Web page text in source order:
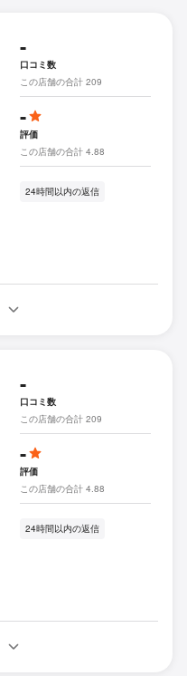
-
口コミ数
この店舗の合計 209
-
評価
この店舗の合計 4.88
24時間以内の返信
-
口コミ数
この店舗の合計 209
-
評価
この店舗の合計 4.88
24時間以内の返信